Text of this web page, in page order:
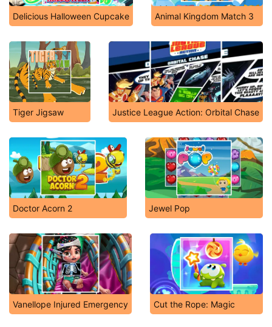
Delicious Halloween Cupcake Animal Kingdom Match 3
Tiger Jigsaw Justice League Action: Orbital Chase
Doctor Acorn 2 Jewel Pop
Vanellope Injured Emergency Cut the Rope: Magic